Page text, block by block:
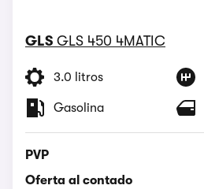
GLS GLS 450 4MATIC
3.0 litros
Gasolina
PVP
Oferta al contado